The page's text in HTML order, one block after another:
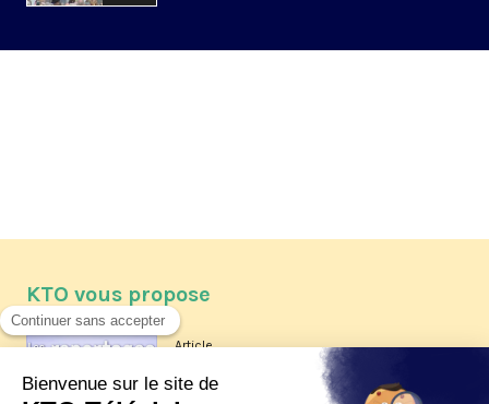
KTO vous propose
Article
Les reportages d'été 2026 de KTO